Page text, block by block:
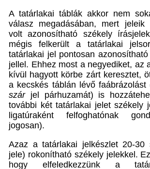
A tatárlakai táblák akkor nem
válasz megadásában, mert jeleik
volt azonosítható székely
mégis felkerült a tatárlakai
tatárlakai jel pontosan
jellel. Ehhez most a negyediket, az
kívül hagyott körbe zárt keresztet,
a kecskés táblán lévő faábrázolást
szárjel párhuzamát) is
további két tatárlakai jelet székely
ligatúraként felfoghatónak
jogosan).
Azaz a tatárlakai jelkészlet 20-30
jele) rokonítható székely jelekkel.
hogy elfeledkezzünk a